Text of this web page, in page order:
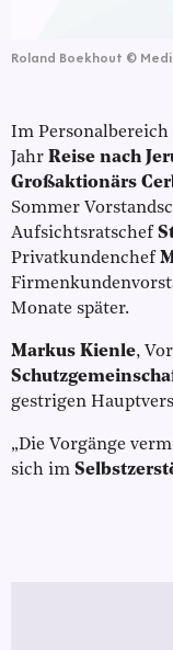
Roland Boekhout ©
Im Personalbereich
Jahr Reise nach
Großaktionärs
Sommer
Aufsichtsratschef
Privatkundenchef
Monate später.
Markus Kienle,
gestrigen
„Die Vorgänge
sich im